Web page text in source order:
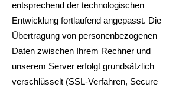
entsprechend der technologischen
Entwicklung fortlaufend angepasst. Die
Übertragung von personenbezogenen
Daten zwischen Ihrem Rechner und
unserem Server erfolgt grundsätzlich
verschlüsselt (SSL-Verfahren, Secure